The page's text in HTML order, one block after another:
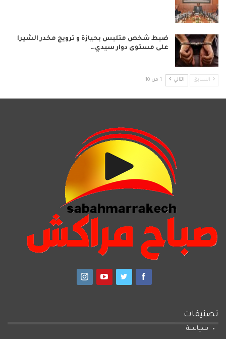
ضبط شخص متلبس بحيازة و ترويج مخدر الشيرا
على مستوى دوار سيدي…
السابق التالي 1 من 10
تصنيفات
سياسة